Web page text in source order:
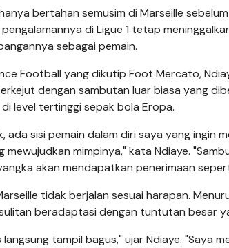
bertahan semusim di Marseille
di Ligue 1 tetap
sebagai pemain.
Football yang dikutip Foot Mercato,
dengan sambutan luar biasa yang
level tertinggi sepak bola Eropa.
sisi pemain dalam diri saya yang ingin
mewujudkan mimpinya," kata Ndiaye.
akan mendapatkan penerimaan
tidak berjalan sesuai harapan.
beradaptasi dengan tuntutan besar
tampil bagus," ujar Ndiaye. "Saya